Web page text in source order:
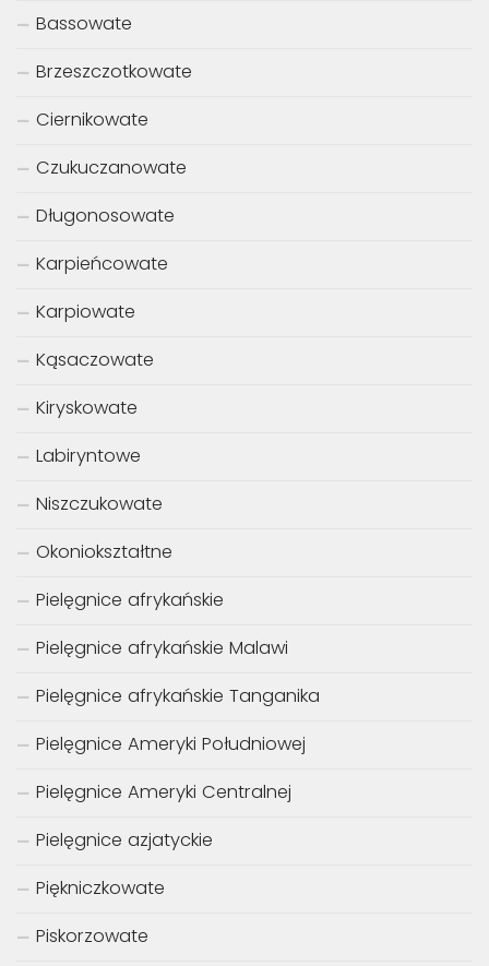
Bassowate
Brzeszczotkowate
Ciernikowate
Czukuczanowate
Długonosowate
Karpieńcowate
Karpiowate
Kąsaczowate
Kiryskowate
Labiryntowe
Niszczukowate
Okoniokształtne
Pielęgnice afrykańskie
Pielęgnice afrykańskie Malawi
Pielęgnice afrykańskie Tanganika
Pielęgnice Ameryki Południowej
Pielęgnice Ameryki Centralnej
Pielęgnice azjatyckie
Piękniczkowate
Piskorzowate